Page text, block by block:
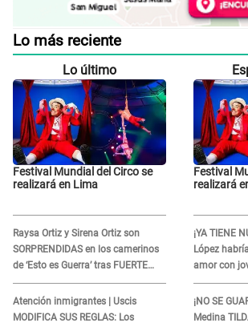
Lo más reciente
Lo último
Festival Mundial del Circo se
realizará en Lima
Raysa Ortiz y Sirena Ortiz son
SORPRENDIDAS en los camerinos
de ‘Esto es Guerra’ tras FUERTE
ENFRENTAMIENTO con Gabriel
Moisés: “Gracias”
Atención inmigrantes | Uscis
MODIFICA SUS REGLAS: Los
Festival
realizará
¡YA TIENE
López
amor con
Lorena la
¡NO SE
Medina